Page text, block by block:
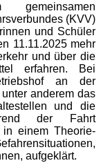
(KVV)
und Schüler
11.11.2025 mehr
und über die
erfahren. Bei
an der
anderem das
und die
der Fahrt
einem Theorie-
aufgeklärt.